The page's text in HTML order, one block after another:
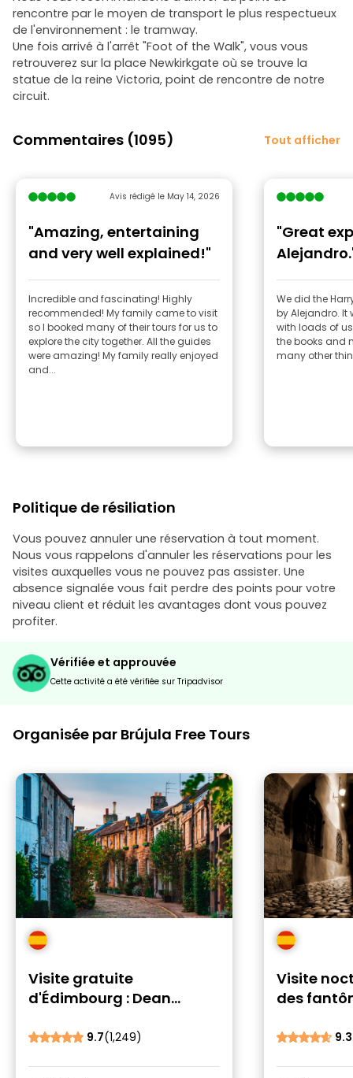
rencontre par le moyen de transport le plus respectueux
de l'environnement : le tramway.
Une fois arrivé à l'arrêt "Foot of the Walk", vous vous
retrouverez sur la place Newkirkgate où se trouve la
statue de la reine Victoria, point de rencontre de notre
circuit.
Commentaires (1095) Tout afficher
Avis rédigé le May 14, 2026
"Amazing, entertaining
and very well explained!"
Incredible and fascinating! Highly
recommended! My family came to visit
so I booked many of their tours for us to
explore the city together. All the guides
were amazing! My family really enjoyed
and...
"Great
We did the
by Alejandro. It
with loads of
the books and
many other
Politique de résiliation
Vous pouvez annuler une réservation à tout moment.
Nous vous rappelons d'annuler les réservations pour les
visites auxquelles vous ne pouvez pas assister. Une
absence signalée vous fait perdre des points pour votre
niveau client et réduit les avantages dont vous pouvez
profiter.
Vérifiée et approuvée
Cette activité a été vérifiée sur Tripadvisor
Organisée par Brújula Free Tours
Visite gratuite
d'Édimbourg : Dean
jardins 9.7(1,249)
Visite
des
9.3